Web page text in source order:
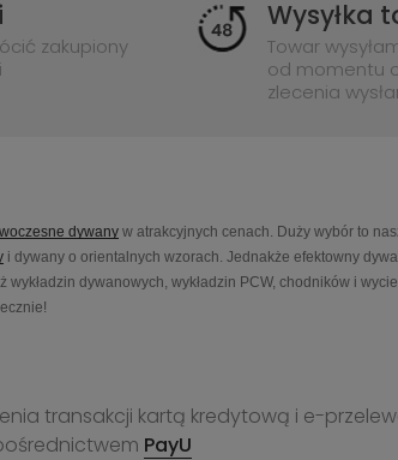
zakupiony
Wysyłka
Towar
od momentu
zlecenia
dywany w atrakcyjnych cenach. Duży wybór to
i dywany o orientalnych wzorach. Jednakże efektowny
dywanowych, wykładzin PCW, chodników i
transakcji kartą kredytową i e-
PayU